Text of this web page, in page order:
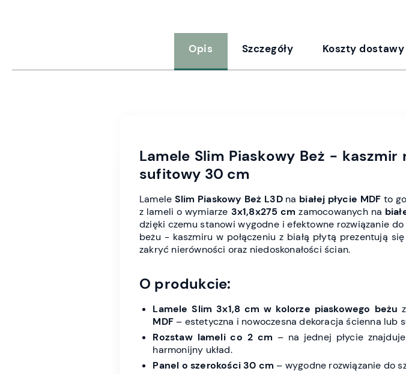
Opis Szczegóły Koszty dostawy
Lamele Slim Piaskowy Beż -
sufitowy 30 cm
Lamele Slim Piaskowy Beż L3Dna białej płycie MDF to
z lameli o wymiarze 3x1,8x275 cm zamocowanych na
dzięki czemu stanowi wygodne i efektowne rozwiązanie
beżu - kaszmiru w połączeniu z białą płytą prezentują
zakryć nierówności oraz niedoskonałości ścian.
O produkcie:
Lamele Slim 3x1,8 cm w kolorze piaskowego beżu
MDF – estetyczna i nowoczesna dekoracja ścienna lub
Rozstaw lameli co 2 cm – na jednej płycie
harmonijny układ.
Panel o szerokości 30 cm – wygodne rozwiązanie do